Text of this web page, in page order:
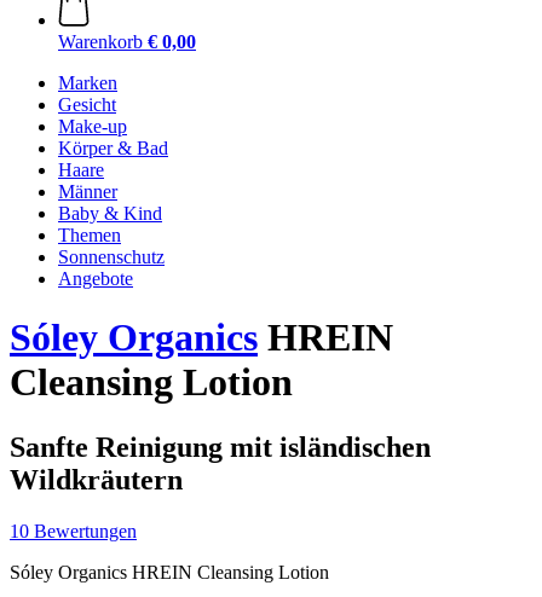
Warenkorb € 0,00
Marken
Gesicht
Make-up
Körper & Bad
Haare
Männer
Baby & Kind
Themen
Sonnenschutz
Angebote
Sóley Organics HREIN
Cleansing Lotion
Sanfte Reinigung mit isländischen
Wildkräutern
10 Bewertungen
Sóley Organics HREIN Cleansing Lotion